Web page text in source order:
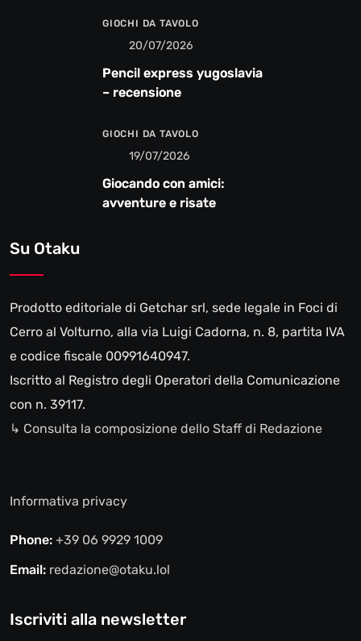
GIOCHI DA TAVOLO
20/07/2026
Pencil express yugoslavia
– recensione
GIOCHI DA TAVOLO
19/07/2026
Giocando con amici:
avventure e risate
Su Otaku
Prodotto editoriale di Getchar srl, sede legale in Foci di
Cerro al Volturno, alla via Luigi Cadorna, n. 8, partita IVA
e codice fiscale 00991640947.
Iscritto al Registro degli Operatori della Comunicazione
con n. 39117.
↳ Consulta la composizione dello Staff di Redazione
Informativa privacy
Phone: +39 06 9929 1009
Email: redazione@otaku.lol
Iscriviti alla newsletter